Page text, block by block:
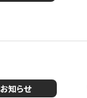
お知らせ